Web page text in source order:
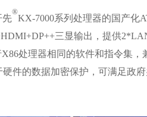
先
®
KX-7000系列处理器的国产化
三显输出，提供
处理器相同的软件和指令集
件的数据加密保护，可满足政